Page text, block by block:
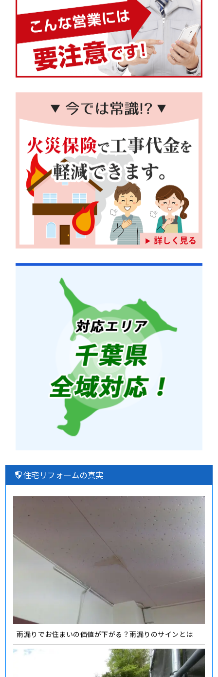
住宅リフォームの真実
雨漏りでお住まいの価値が下がる？雨漏りのサインとは